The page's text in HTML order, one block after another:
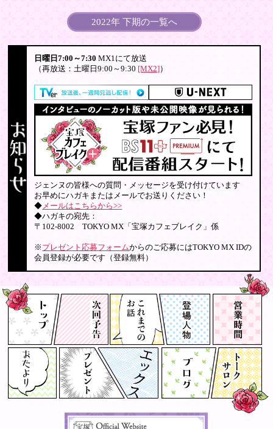
2022年 下期の一覧へ
日曜日7:00～7:30 MX1にて放送
（再放送：土曜日9:00～9:30 [MX2]）
ジェンヌの皆様への質問・メッセージを受け付けています
お早めにハガキまたはメールでお送りください！
◆ メールはこちらから>>
◆ハガキの宛先：
〒102-8002 TOKYO MX「宝塚カフェブレイク」係
※ プレゼント応募フォームからのご応募にはTOKYO MX IDの
会員登録が必要です（登録無料）